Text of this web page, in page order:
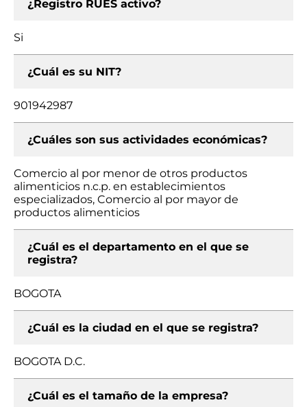
¿Registro RUES activo?
Si
¿Cuál es su NIT?
901942987
¿Cuáles son sus actividades económicas?
Comercio al por menor de otros productos
alimenticios n.c.p. en establecimientos
especializados, Comercio al por mayor de
productos alimenticios
¿Cuál es el departamento en el que se
registra?
BOGOTA
¿Cuál es la ciudad en el que se registra?
BOGOTA D.C.
¿Cuál es el tamaño de la empresa?